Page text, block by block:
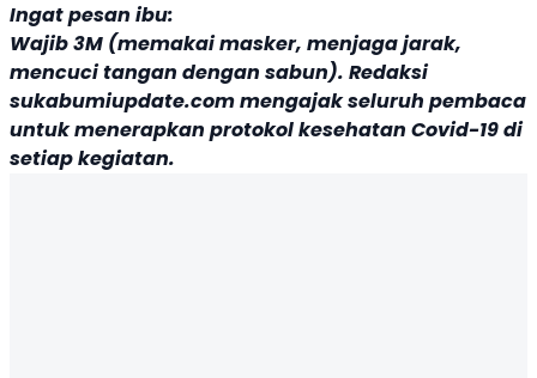
Ingat pesan ibu:
Wajib 3M (memakai masker, menjaga jarak,
mencuci tangan dengan sabun). Redaksi
sukabumiupdate.com mengajak seluruh pembaca
untuk menerapkan protokol kesehatan Covid-19 di
setiap kegiatan.